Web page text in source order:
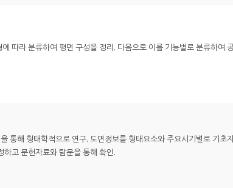
따라 분류하여 평면 구성을 정리. 다음으로 이를 기능별로 분류하여
통해 형태학적으로 연구. 도면정보를 형태요소와 주요시기별로 기초
고 문헌자료와 탐문을 통해 확인.